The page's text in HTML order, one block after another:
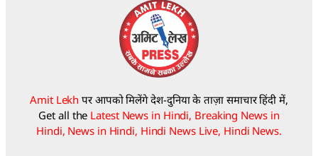
Amit Lekh पर आपको मिलेंगे देश-दुनिया के ताज़ा समाचार हिंदी में,
Get all the Latest News in Hindi, Breaking News in
Hindi, News in Hindi, Hindi News Live, Hindi News.